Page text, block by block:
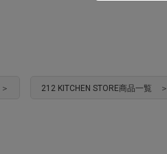
212 KITCHEN STORE商品一覧 ＞